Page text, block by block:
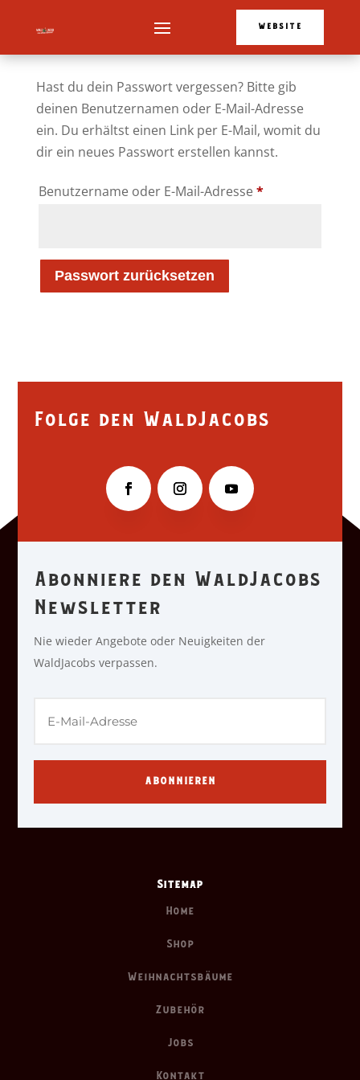
WEBSITE
Hast du dein Passwort vergessen? Bitte gib
deinen Benutzernamen oder E-Mail-Adresse
ein. Du erhältst einen Link per E-Mail, womit du
dir ein neues Passwort erstellen kannst.
Benutzername oder E-Mail-Adresse*Erforderlich
Passwort zurücksetzen
Folge den WaldJacobs
Abonniere den WaldJacobs
Newsletter
Nie wieder Angebote oder Neuigkeiten der
WaldJacobs verpassen.
ABONNIEREN
Sitemap
Home
Shop
Weihnachtsbäume
Zubehör
Jobs
Kontakt